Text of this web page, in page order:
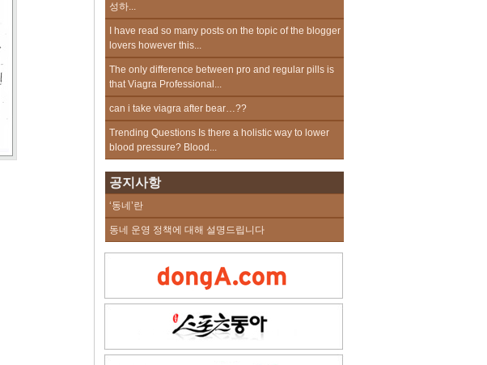
성하...
I have read so many posts on the topic of the blogger
lovers however this...
The only difference between pro and regular pills is
that Viagra Professional...
can i take viagra after bear…??
Trending Questions Is there a holistic way to lower
blood pressure? Blood...
공지사항
‘동네’란
동네 운영 정책에 대해 설명드립니다